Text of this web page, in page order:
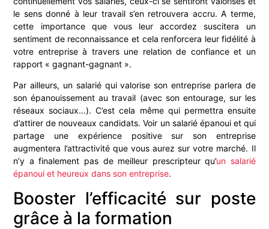
le sens donné à leur travail s’en retrouvera accru. A terme,
cette importance que vous leur accordez suscitera un
sentiment de reconnaissance et cela renforcera leur fidélité à
votre entreprise à travers une relation de confiance et un
rapport « gagnant-gagnant ».
Par ailleurs, un salarié qui valorise son entreprise parlera de
son épanouissement au travail (avec son entourage, sur les
réseaux sociaux…). C’est cela même qui permettra ensuite
d’attirer de nouveaux candidats. Voir un salarié épanoui et qui
partage une expérience positive sur son entreprise
augmentera l’attractivité que vous aurez sur votre marché. Il
n’y a finalement pas de meilleur prescripteur qu’un salarié
épanoui et heureux dans son entreprise.
Booster l’efficacité sur poste
grâce à la formation